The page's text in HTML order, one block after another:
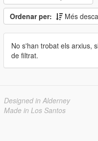
Ordenar per: Més
No s'han trobat els arxius,
de filtrat.
Designed in Alderney
Made in Los Santos